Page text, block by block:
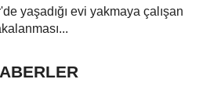
yaşadığı evi yakmaya çalışan